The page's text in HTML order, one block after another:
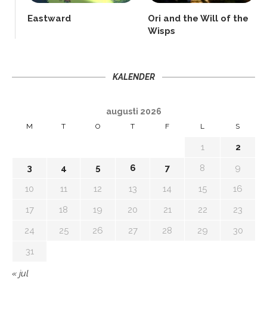
Eastward
Ori and the Will of the
Wisps
KALENDER
augusti 2026
M T O T F L S
1
2
3
4 5 6 7 8
9
10
11 12 13 14 15
16
17
18 19 20 21 22
23
24
25 26 27 28 29
30
31
« jul